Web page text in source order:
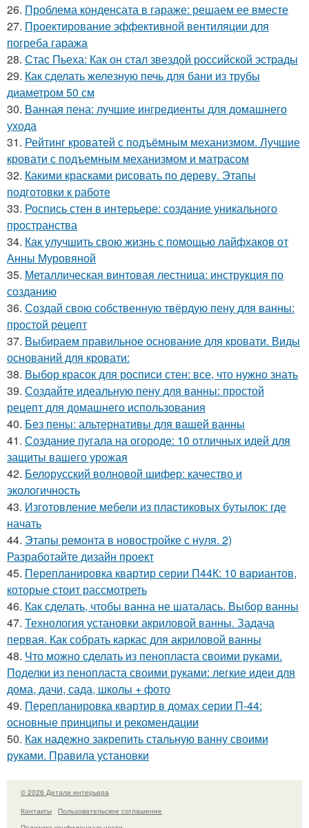
26. Проблема конденсата в гараже: решаем ее вместе
27. Проектирование эффективной вентиляции для
погреба гаража
28. Стас Пьеха: Как он стал звездой российской эстрады
29. Как сделать железную печь для бани из трубы
диаметром 50 см
30. Ванная пена: лучшие ингредиенты для домашнего
ухода
31. Рейтинг кроватей с подъёмным механизмом. Лучшие
кровати с подъемным механизмом и матрасом
32. Какими красками рисовать по дереву. Этапы
подготовки к работе
33. Роспись стен в интерьере: создание уникального
пространства
34. Как улучшить свою жизнь с помощью лайфхаков от
Анны Муровяной
35. Металлическая винтовая лестница: инструкция по
созданию
36. Создай свою собственную твёрдую пену для ванны:
простой рецепт
37. Выбираем правильное основание для кровати. Виды
оснований для кровати:
38. Выбор красок для росписи стен: все, что нужно знать
39. Создайте идеальную пену для ванны: простой
рецепт для домашнего использования
40. Без пены: альтернативы для вашей ванны
41. Создание пугала на огороде: 10 отличных идей для
защиты вашего урожая
42. Белорусский волновой шифер: качество и
экологичность
43. Изготовление мебели из пластиковых бутылок: где
начать
44. Этапы ремонта в новостройке с нуля. 2)
Разработайте дизайн проект
45. Перепланировка квартир серии П44К: 10 вариантов,
которые стоит рассмотреть
46. Как сделать, чтобы ванна не шаталась. Выбор ванны
47. Технология установки акриловой ванны. Задача
первая. Как собрать каркас для акриловой ванны
48. Что можно сделать из пенопласта своими руками.
Поделки из пенопласта своими руками: легкие идеи для
дома, дачи, сада, школы + фото
49. Перепланировка квартир в домах серии П-44:
основные принципы и рекомендации
50. Как надежно закрепить стальную ванну своими
руками. Правила установки
© 2026 Детали интерьера
Контакты
Пользовательское соглашение